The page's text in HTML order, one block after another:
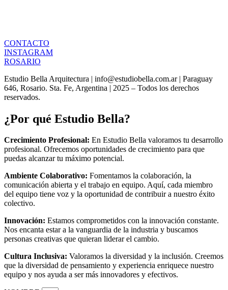
CONTACTO
INSTAGRAM
ROSARIO
Estudio Bella Arquitectura | info@estudiobella.com.ar | Paraguay
646, Rosario. Sta. Fe, Argentina | 2025 – Todos los derechos
reservados.
¿Por qué Estudio Bella?
Crecimiento Profesional: En Estudio Bella valoramos tu desarrollo
profesional. Ofrecemos oportunidades de crecimiento para que
puedas alcanzar tu máximo potencial.
Ambiente Colaborativo: Fomentamos la colaboración, la
comunicación abierta y el trabajo en equipo. Aquí, cada miembro
del equipo tiene voz y la oportunidad de contribuir a nuestro éxito
colectivo.
Innovación: Estamos comprometidos con la innovación constante.
Nos encanta estar a la vanguardia de la industria y buscamos
personas creativas que quieran liderar el cambio.
Cultura Inclusiva: Valoramos la diversidad y la inclusión. Creemos
que la diversidad de pensamiento y experiencia enriquece nuestro
equipo y nos ayuda a ser más innovadores y efectivos.